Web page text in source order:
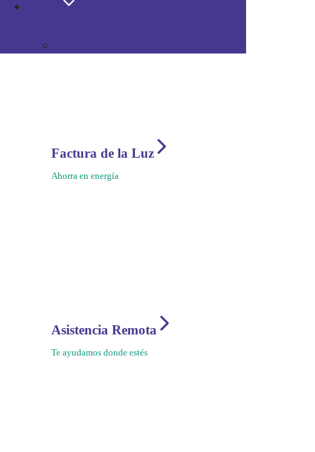
Factura de la Luz
Ahorra en energía
Asistencia Remota
Te ayudamos donde estés